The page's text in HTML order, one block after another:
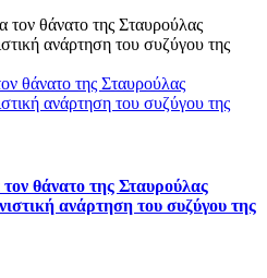
θάνατο της Σταυρούλας
ανάρτηση του συζύγου της
θάνατο της Σταυρούλας
ανάρτηση του συζύγου της